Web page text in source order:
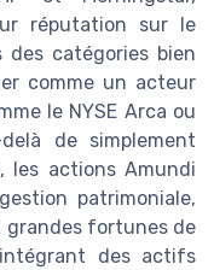
réputation sur le
des catégories bien
comme un acteur
le NYSE Arca ou
de simplement
les actions Amundi
patrimoniale,
fortunes de
des actifs